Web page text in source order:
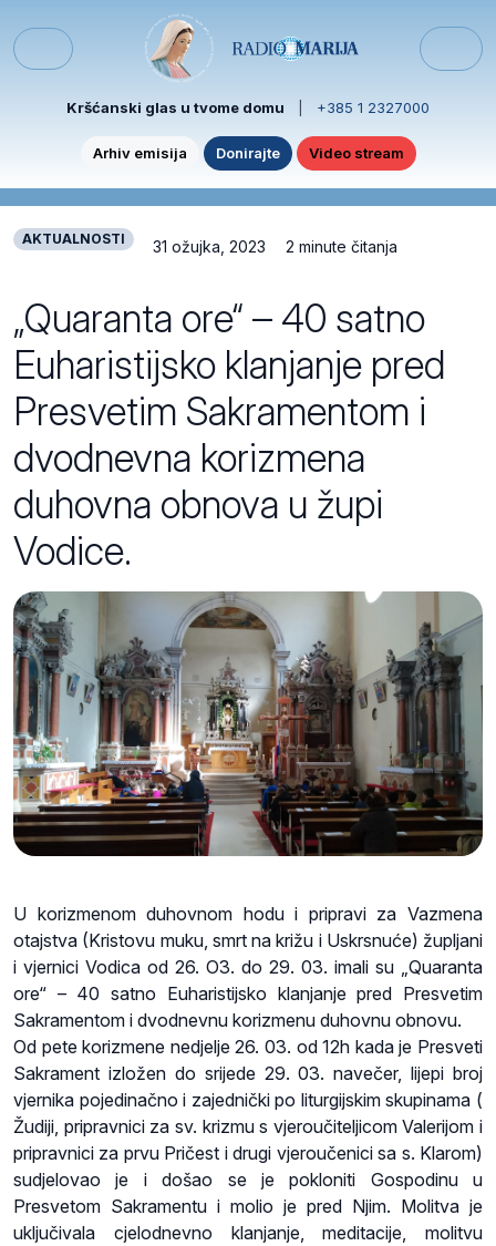
Menu
Kršćanski glas u tvome domu +385 1 2327000
Arhiv emisija Donirajte Video stream
AKTUALNOSTI 31 ožujka, 2023 2 minute čitanja
„Quaranta ore“ – 40 satno
Euharistijsko klanjanje pred
Presvetim Sakramentom i
dvodnevna korizmena
duhovna obnova u župi
Vodice.
U korizmenom duhovnom hodu i pripravi za Vazmena
otajstva (Kristovu muku, smrt na križu i Uskrsnuće) župljani
i vjernici Vodica od 26. O3. do 29. 03. imali su „Quaranta
ore“ – 40 satno Euharistijsko klanjanje pred Presvetim
Sakramentom i dvodnevnu korizmenu duhovnu obnovu.
Od pete korizmene nedjelje 26. 03. od 12h kada je Presveti
Sakrament izložen do srijede 29. 03. navečer, lijepi broj
vjernika pojedinačno i zajednički po liturgijskim skupinama (
Žudiji, pripravnici za sv. krizmu s vjeroučiteljicom Valerijom i
pripravnici za prvu Pričest i drugi vjeroučenici sa s. Klarom)
sudjelovao je i došao se je pokloniti Gospodinu u
Presvetom Sakramentu i molio je pred Njim. Molitva je
uključivala cjelodnevno klanjanje, meditacije, molitvu